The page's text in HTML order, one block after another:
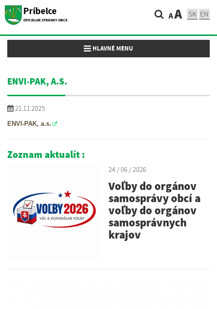
Príbelce
OFICIÁLNE STRÁNKY OBCE AA SK EN
Toggle navigation
HLAVNÉ MENU
ENVI-PAK, A.S.
21.11.2025
ENVI-PAK, a.s.
Zoznam aktualít :
24 / 06 / 2026
Voľby do orgánov
samosprávy obcí a
voľby do orgánov
samosprávnych
krajov